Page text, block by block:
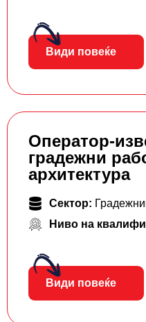
Види повеќе
Оператор-
градежни
архитектура
Сектор:
Ниво на
Види повеќе